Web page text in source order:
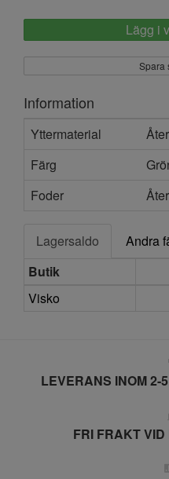
Lägg i
Spara
Information
Yttermaterial
Färg
Foder
Lagersaldo
Andra
Butik
Visko
LEVERANS INOM 2-
FRI FRAKT VID